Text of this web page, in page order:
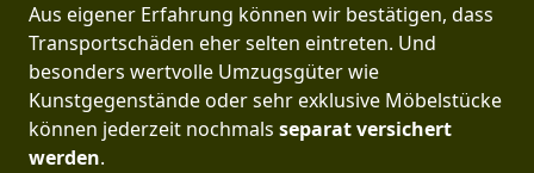
Aus eigener Erfahrung können wir bestätigen, dass
Transportschäden eher selten eintreten. Und
besonders wertvolle Umzugsgüter wie
Kunstgegenstände oder sehr exklusive Möbelstücke
können jederzeit nochmals separat versichert
werden.